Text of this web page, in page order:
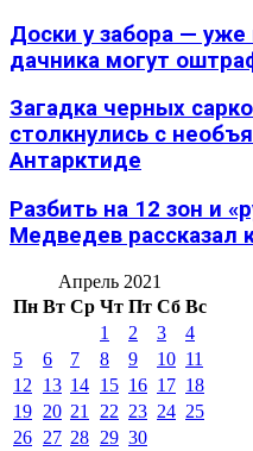
Доски у забора —
дачника могут
Загадка черных
столкнулись с
Антарктиде
Разбить на 12 зон и
Медведев рассказал
Апрель 2021
Пн Вт Ср Чт Пт Сб Вс
1
2 3
4
5
6 7 8 9 10 11
12
13 14 15 16 17 18
19 20 21 22 23 24 25
26 27 28 29 30